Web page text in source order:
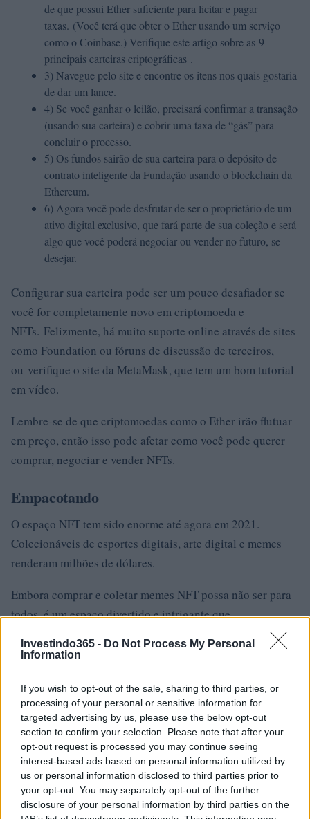
Investindo365 - Do Not Process My Personal
Information
If you wish to opt-out of the sale, sharing to third parties, or
processing of your personal or sensitive information for
targeted advertising by us, please use the below opt-out
section to confirm your selection. Please note that after your
opt-out request is processed you may continue seeing
interest-based ads based on personal information utilized by
us or personal information disclosed to third parties prior to
your opt-out. You may separately opt-out of the further
disclosure of your personal information by third parties on the
de que possui Ether suficiente para licitar e pagar
taxas. (Você terá que obter o Ether usando um serviço
como o Coinbase.) Verifique este artigo sobre as 9
principais carteiras criptográficas .
3) Navegue pelo site e encontre os itens nos quais gostaria
de dar um lance.
4) Se você ganhar o leilão, precisará confirmar a transação
(usando sua carteira) e cobrir uma taxa de “gás” para
concluir o processo.
5) Os fundos sairão de sua carteira para o depósito de
contrato inteligente da Fundação usando o blockchain da
Ethereum.
6) Agora você pode desfrutar de ser o proprietário de um
ativo digital exclusivo, que fará parte de sua coleção e será
algo que você poderá negociar ou vender no futuro, se
desejar.
Configurar sua carteira pode ser um pouco desafiador se
você for completamente novo em criptomoeda e
NFTs. Felizmente, há muito suporte online através de sites
como Foundation ou fóruns de discussão de terceiros,
ou verifique o site da MetaMask, que tem um bom tutorial
em vídeo.
Lembre-se de que criptomoedas como o Ether irão flutuar
em preço, então isso pode afetar como você pode querer
comprar, negociar e vender NFTs.
Empacotando
O espaço NFT tem sido enorme até agora em 2021.
Colecionáveis ​​de esportes digitais, arte digital e memes
renderam milhões de dólares.
Embora comprar e coletar memes NFT possa não ser para
todos, é um espaço divertido e intrigante que
provavelmente não irá desaparecer tão cedo, devido ao
aumento geral tanto na criptomoeda quanto no espaço
AUTOR
Giorgia Stromeo